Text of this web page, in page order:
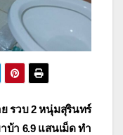
ย รวบ 2 หนุ่มสุรินทร์
บ้า 6.9 แสนเม็ด ทำ